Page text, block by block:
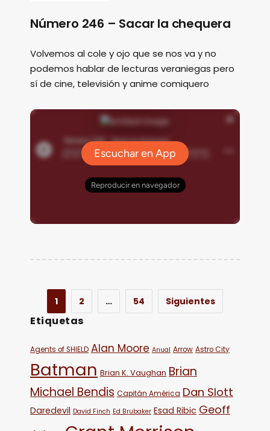
Número 246 – Sacar la chequera
Volvemos al cole y ojo que se nos va y no
podemos hablar de lecturas veraniegas pero
sí de cine, televisión y anime comiquero
1 2 … 54 Siguientes
Etiquetas
Agents of SHIELD Alan Moore Anual Arrow Astro City
Batman Brian K. Vaughan Brian
Michael Bendis Capitán América Dan Slott
Daredevil David Finch Ed Brubaker Esad Ribic Geoff